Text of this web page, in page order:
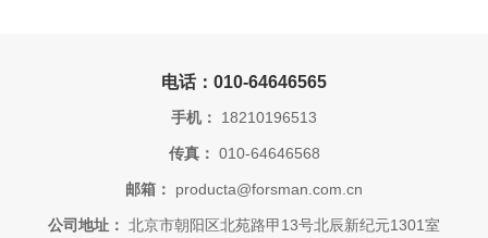
电话：010-64646565
手机： 18210196513
传真： 010-64646568
邮箱： producta@forsman.com.cn
公司地址： 北京市朝阳区北苑路甲13号北辰新纪元1301室